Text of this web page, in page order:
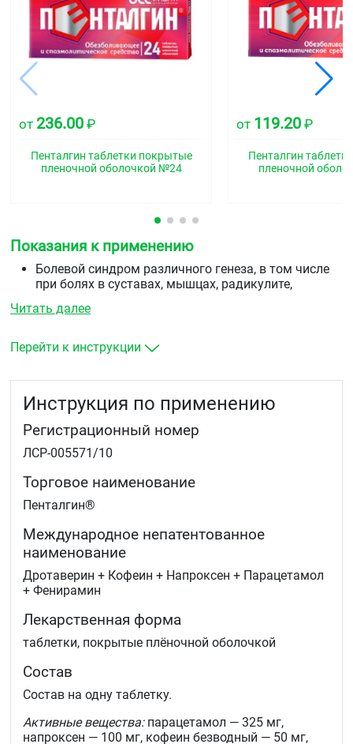
от 236.00 ₽
Пенталгин таблетки покрытые
пленочной оболочкой №24
от 119.20 ₽
Пенталгин
пленочной
Показания к применению
Болевой синдром различного генеза, в том числе
при болях в суставах, мышцах, радикулите,
головной болях (в том числе при головной боли,
Болевой синдром, связанный со спазмом гладкой
колике.
болевой синдром, в том числе сопровождающийся
воспалением.
лихорадочным синдромом (в качестве
симптоматической терапии).
Читать далее
Перейти к инструкции
Инструкция по применению
Регистрационный номер
ЛСР-005571/10
Торговое наименование
Пенталгин®
Международное непатентованное
наименование
Дротаверин + Кофеин + Напроксен + Парацетамол
+ Фенирамин
Лекарственная форма
таблетки, покрытые плёночной оболочкой
Состав
Состав на одну таблетку.
Активные вещества:парацетамол — 325 мг,
напроксен — 100 мг, кофеин безводный — 50 мг,